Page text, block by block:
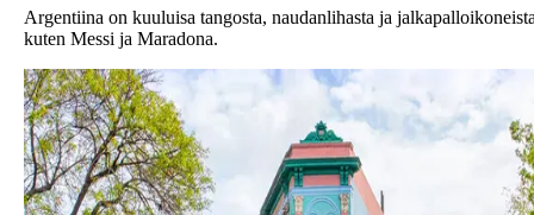
Argentiina on kuuluisa tangosta, naudanlihasta ja
kuten Messi ja Maradona.